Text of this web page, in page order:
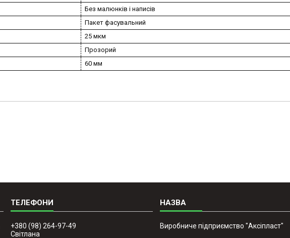
Без малюнків і написів
Пакет фасувальний
25 мкм
Прозорий
60 мм
+380 (98) 264-97-49
Світлана
Виробниче підприємство "Аксіпласт"